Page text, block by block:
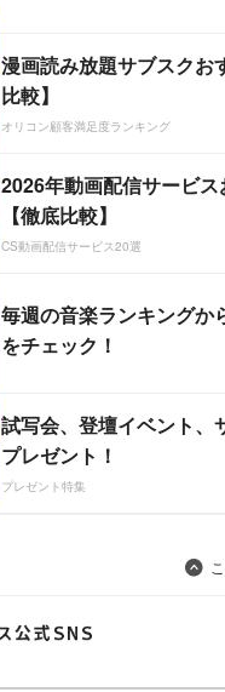
漫画読み放題サブスクお
比較】
オリコン顧客満足度ランキング
2026年動画配信サービ
【徹底比較】
CS動画配信サービス20選
毎週の音楽ランキングか
をチェック！
試写会、登壇イベント、
プレゼント！
プレゼント特集